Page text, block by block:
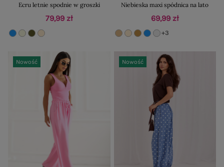
Ecru letnie spodnie w groszki
79,99 zł
Niebieska maxi spódnica na lato
69,99 zł
+3
Nowość Nowość